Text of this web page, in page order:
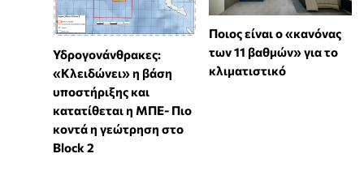
Υδρογονάνθρακες:
«Κλειδώνει» η βάση
υποστήριξης και
κατατίθεται η ΜΠΕ- Πιο
κοντά η γεώτρηση στο
Block 2
Ποιος είναι ο «κανόνας
των 11 βαθμών» για το
κλιματιστικό